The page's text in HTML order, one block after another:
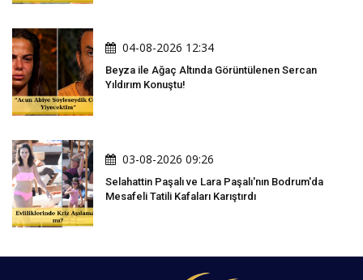
04-08-2026 12:34
Beyza ile Ağaç Altında Görüntülenen Sercan
Yıldırım Konuştu!
03-08-2026 09:26
Selahattin Paşalı ve Lara Paşalı'nın Bodrum'da
Mesafeli Tatili Kafaları Karıştırdı